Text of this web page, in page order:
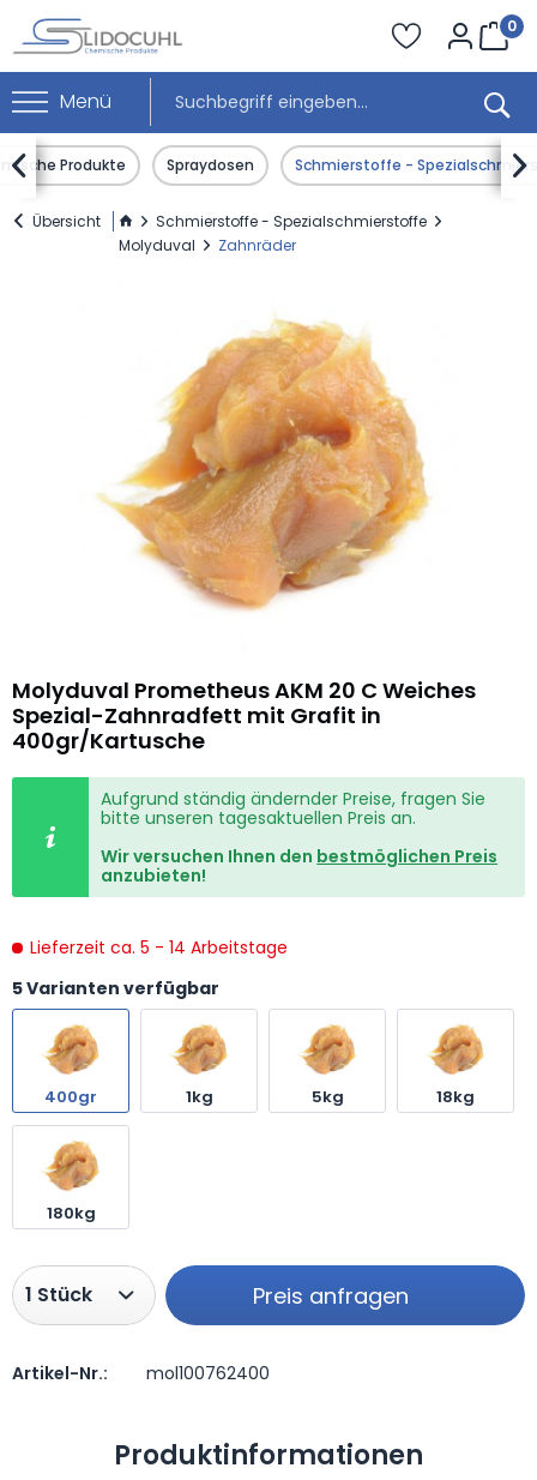
Menü
0
Produkte Spraydosen Schmierstoffe -
 
Übersicht
Schmierstoffe - Spezialschmierstoffe
Molyduval
Zahnräder
Molyduval Prometheus AKM 20 C Weiches
Spezial-Zahnradfett mit Grafit in
400gr/Kartusche
Aufgrund ständig ändernder Preise, fragen Sie
bitte unseren tagesaktuellen Preis an.
Wir versuchen Ihnen den bestmöglichen Preis
anzubieten!
Lieferzeit ca. 5 - 14 Arbeitstage
5 Varianten verfügbar
400gr 1kg 5kg 18kg
180kg
Preis anfragen
Preis anfragen
Artikel-Nr.: mol100762400
Produktinformationen